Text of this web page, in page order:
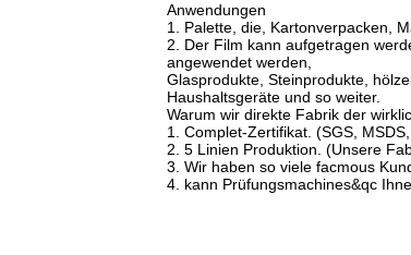
Anwendungen
1. Palette, die, Kartonverpacken,
2. Der Film kann aufgetragen
angewendet werden,
Glasprodukte, Steinprodukte,
Haushaltsgeräte und so weiter.
Warum wir direkte Fabrik der
1. Complet-Zertifikat. (SGS,
2. 5 Linien Produktion. (Unsere
3. Wir haben so viele facmous
4. kann Prüfungsmachines&qc